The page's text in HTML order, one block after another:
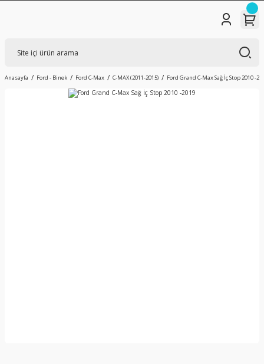
Anasayfa Ford - Binek Ford C-Max C-MAX (2011-2015) Ford Grand C-Max Sağ İç Stop 2010 -